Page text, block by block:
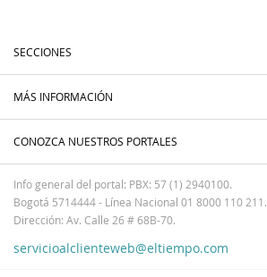
SECCIONES
MÁS INFORMACIÓN
CONOZCA NUESTROS PORTALES
Info general del portal: PBX: 57 (1) 2940100.
Bogotá 5714444 - Línea Nacional 01 8000 110 211.
Dirección: Av. Calle 26 # 68B-70.
servicioalclienteweb@eltiempo.com